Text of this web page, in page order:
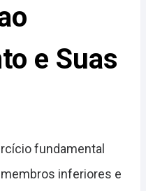
e Suas
fundamental
inferiores e